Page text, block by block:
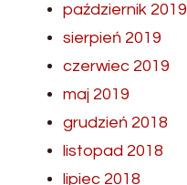
październik 2019
sierpień 2019
czerwiec 2019
maj 2019
grudzień 2018
listopad 2018
lipiec 2018